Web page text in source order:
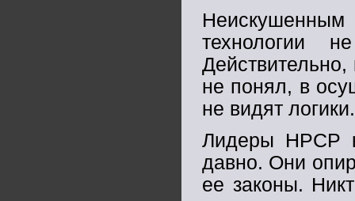
Неискушенным
технологии
Действительно,
не понял, в
не видят логики.
Лидеры НРСР к
давно. Они
ее законы.